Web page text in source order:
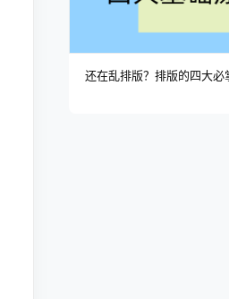
还在乱排版？排版的四大必